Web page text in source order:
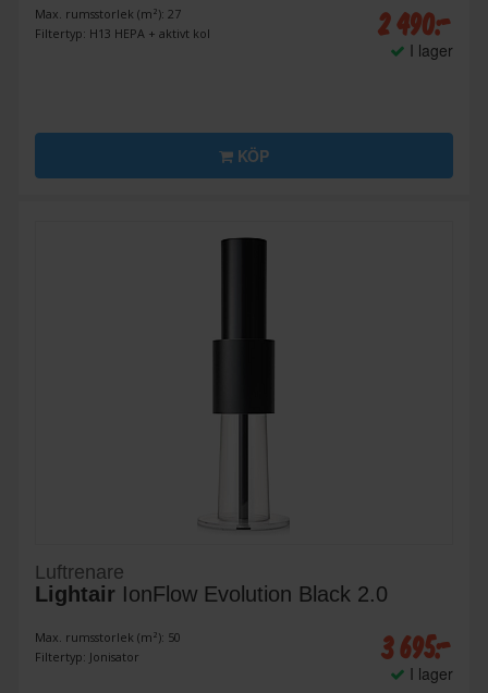
Max. rumsstorlek (m²): 27
Filtertyp: H13 HEPA + aktivt kol
2 490:-
I lager
KÖP
Luftrenare
Lightair IonFlow Evolution Black 2.0
Max. rumsstorlek (m²): 50
Filtertyp: Jonisator
3 695:-
I lager